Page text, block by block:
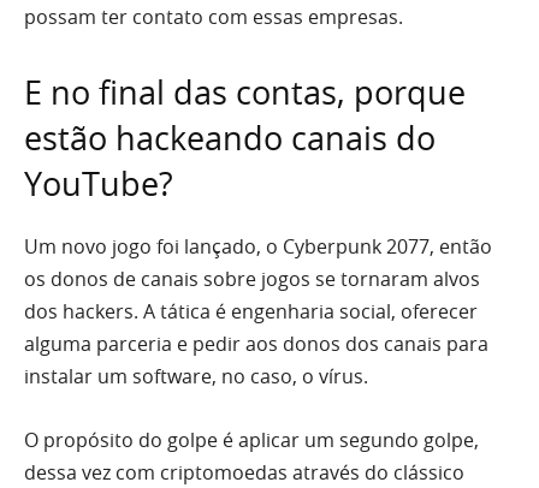
possam ter contato com essas empresas.
E no final das contas, porque
estão hackeando canais do
YouTube?
Um novo jogo foi lançado, o Cyberpunk 2077, então
os donos de canais sobre jogos se tornaram alvos
dos hackers. A tática é engenharia social, oferecer
alguma parceria e pedir aos donos dos canais para
instalar um software, no caso, o vírus.
O propósito do golpe é aplicar um segundo golpe,
dessa vez com criptomoedas através do clássico